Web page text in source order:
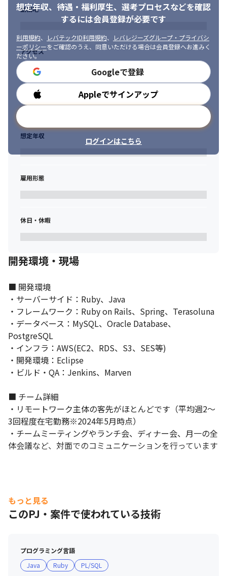
想定年収、待遇・福利厚生、 選考プロセスなどを確認
するには会員登録が必要です
利用規約、 レバテックID利用規約、
レバレジーズグループ・プライバシ
ーポリシーをご確認のうえ、同意いただける場合は会員登録へお進みく
ださい。
Googleで登録
Appleでサインアップ
ログインはこちら
勤務地
アクセス
勤務時間
想定年収
雇用形態
休日・休暇
開発環境・現場
■ 開発環境
・サーバーサイド：Ruby、Java
・フレームワーク：Ruby on Rails、Spring、Terasoluna
・データベース：MySQL、Oracle Database、
PostgreSQL
・インフラ：AWS(EC2、RDS、S3、SES等)
・開発環境：Eclipse
・ビルド・QA：Jenkins、Marven
■ チーム詳細
・リモートワーク主体の客先がほとんどです（平均週2～
3回程度在宅勤務※2024年5月時点）
・チームミーティングやランチ会、ディナー会、月一の全
体会議など、対面でのコミュニケーションを行っています
もっと見る
このPJ・案件で使われている技術
プログラミング言語
Java
Ruby PL/SQL